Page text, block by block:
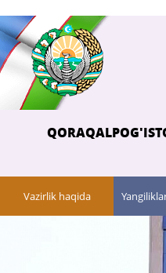
Vazirlik haqida